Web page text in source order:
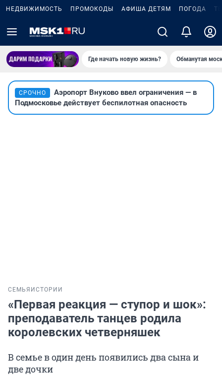
НЕДВИЖИМОСТЬ ПРОМОКОДЫ АФИША ДЕТЯМ ПОГОДА
Где начать новую жизнь? Обманутая
СРОЧНО
Аэропорт Внуково ввел ограничения — в
Подмосковье действует беспилотная опасность
СЕМЬЯ ИСТОРИИ
«Первая реакция — ступор и шок»:
преподаватель танцев родила
королевских четверняшек
В семье в один день появились два сына и
две дочки